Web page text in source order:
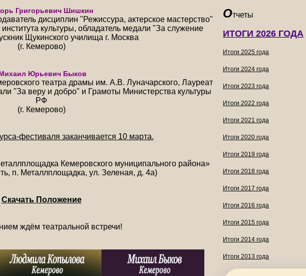
Отчеты
ИТОГИ 2026 ГОДА
Итоги 2025 года
Итоги 2024 года
Итоги 2023 года
Итоги 2022 года
Итоги 2021 года
Итоги 2020 года
Итоги 2019 года
Итоги 2018 года
Итоги 2017 года
Итоги 2016 года
Итоги 2015 года
Итоги 2014 года
Итоги 2013 года
Григорьевич Шишкин
дисциплин "Режиссура, актерское мастерство"
института культуры, обладатель медали "За служение
Щукинского училища г. Москва
(г. Кемерово)
Юрьевич Быков
театра драмы им. А.В. Луначарского, Лауреат
"За веру и добро" и Грамоты Министерства культуры
РФ
(г. Кемерово)
фестиваля заканчивается 10 марта.
Кемеровского муниципального района»
п. Металлплощадка, ул. Зеленая, д. 4а)
Скачать Положение
ждём театральной встречи!